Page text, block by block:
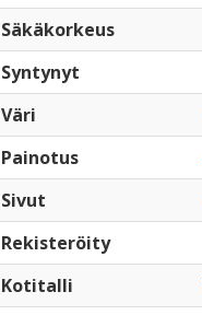
Säkäkorkeus
Syntynyt
Väri
Painotus
Sivut
Rekisteröity
Kotitalli